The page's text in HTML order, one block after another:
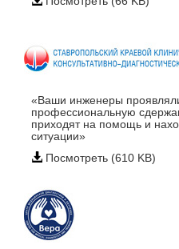
«Ваши инженеры
профессиональную
приходят на помощь и
ситуации»
Посмотреть (610 KB)